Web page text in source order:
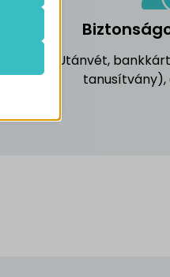
Utánvét,
tanusítvány),